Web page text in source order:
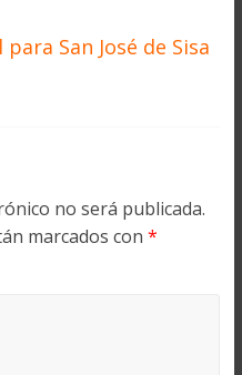
San José de Sisa
no será publicada.
marcados con *